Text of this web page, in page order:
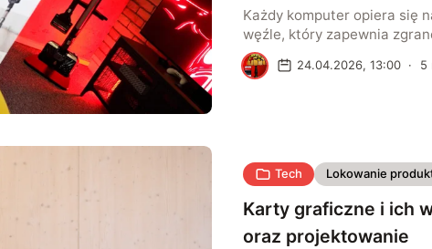
Każdy komputer opiera się
węźle, który zapewnia
zsynchronizowane działanie
elementów. Tym węzłem jest
bezczynny, niezdolny do
do wykonywania zadań w
skoordynowany.
R 24.04.2026, 13:00 · 5
Tech Lokowanie
Karty graficzne i ich
oraz projektowanie